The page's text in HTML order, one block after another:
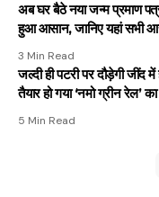
अब घर बैठे नया जन्म प्रमाण
हुआ आसान, जानिए यहां सभी
3 Min Read
जल्दी ही पटरी पर दौड़ेगी जींद
तैयार हो गया ‘नमो ग्रीन रेल’
5 Min Read